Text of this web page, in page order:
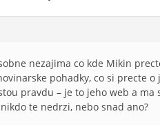
nezajima co kde Mikin
pohadky, co si precte
pravdu – je to jeho web a
te nedrzi, nebo snad ano?